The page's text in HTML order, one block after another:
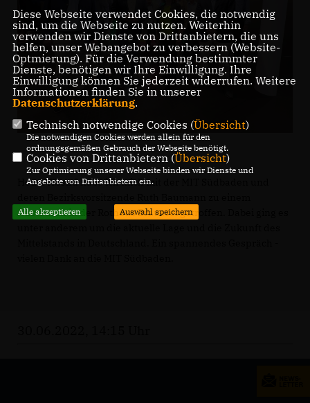
Heute Abend habe ich mich mit der MIT Südbaden und
Austausch in der Rothaus Brauerei getroffen. Dabei ging es
Diese Webseite verwendet Cookies, die notwendig
sind, um die Webseite zu nutzen. Weiterhin
verwenden wir Dienste von Drittanbietern, die uns
helfen, unser Webangebot zu verbessern (Website-
Optmierung). Für die Verwendung bestimmter
Dienste, benötigen wir Ihre Einwilligung. Ihre
Einwilligung können Sie jederzeit widerrufen. Weitere
Informationen finden Sie in unserer
Datenschutzerklärung.
Technisch notwendige Cookies (Übersicht)
Die notwendigen Cookies werden allein für den
ordnungsgemäßen Gebrauch der Webseite benötigt.
Cookies von Drittanbietern (Übersicht)
Zur Optimierung unserer Webseite binden wir Dienste und
Angebote von Drittanbietern ein.
Alle akzeptieren Auswahl speichern